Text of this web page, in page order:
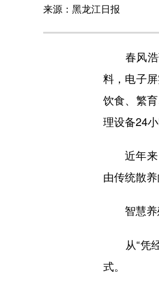
来源：黑龙江日报
春风浩
料，电子
饮食、繁
理设备24
近年来
由传统散
智慧
从“凭经
式。